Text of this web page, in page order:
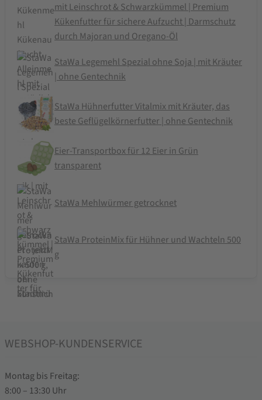
mit Leinschrot & Schwarzkümmel | Premium
Kükenfutter für sichere Aufzucht | Darmschutz
durch Majoran und Oregano-Öl
StaWa Legemehl Spezial ohne Soja | mit Kräuter
| ohne Gentechnik
StaWa Hühnerfutter Vitalmix mit Kräuter, das
beste Geflügelkörnerfutter | ohne Gentechnik
Eier-Transportbox für 12 Eier in Grün
transparent
StaWa Mehlwürmer getrocknet
StaWa ProteinMix für Hühner und Wachteln 500
g
WEBSHOP-KUNDENSERVICE
Montag bis Freitag:
8:00 – 13:30 Uhr